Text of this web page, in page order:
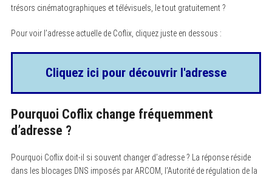
trésors cinématographiques et télévisuels, le tout gratuitement ?
Pour voir l’adresse actuelle de Coflix, cliquez juste en dessous :
Cliquez ici pour découvrir l'adresse
Pourquoi Coflix change fréquemment
d’adresse ?
Pourquoi Coflix doit-il si souvent changer d’adresse ? La réponse réside
dans les blocages DNS imposés par ARCOM, l’Autorité de régulation de la